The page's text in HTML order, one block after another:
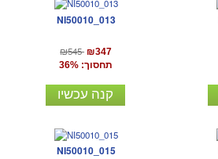
NI50010_013
₪545 ₪347
תחסוך: 36%
קנה עכשיו
NI50010_015